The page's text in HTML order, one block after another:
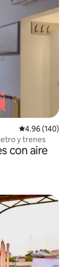
Calificación
4.96 (140)
y trenes
con aire